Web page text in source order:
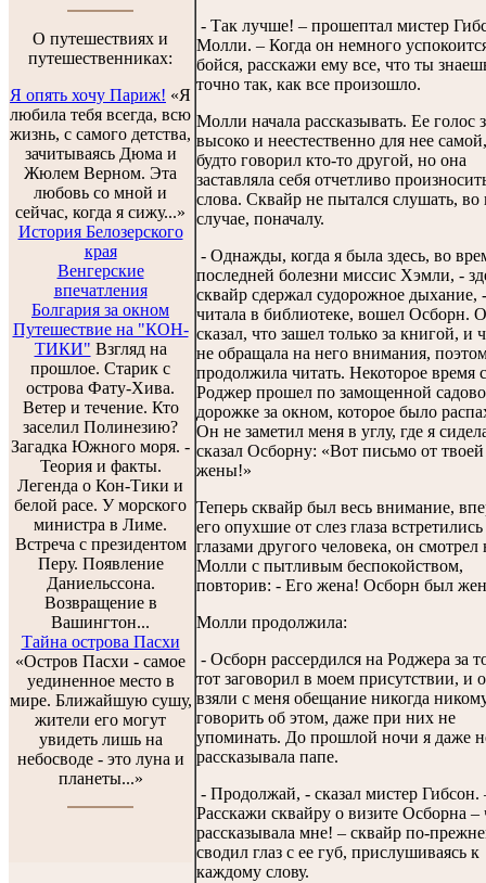
О путешествиях и
путешественниках:
Я опять хочу Париж! «Я
любила тебя всегда, всю
жизнь, с самого детства,
зачитываясь Дюма и
Жюлем Верном. Эта
любовь со мной и
сейчас, когда я сижу...»
История Белозерского
края
Венгерские
впечатления
Болгария за окном
Путешествие на "КОН-
ТИКИ" Взгляд на
прошлое. Старик с
острова Фату-Хива.
Ветер и течение. Кто
заселил Полинезию?
Загадка Южного моря. -
Теория и факты.
Легенда о Кон-Тики и
белой расе. У морского
министра в Лиме.
Встреча с президентом
Перу. Появление
Даниельссона.
Возвращение в
Вашингтон...
Тайна острова Пасхи
«Остров Пасхи - самое
уединенное место в
мире. Ближайшую сушу,
жители его могут
увидеть лишь на
небосводе - это луна и
планеты...»
- Так лучше! – прошептал мистер
Молли. – Когда он немного
бойся, расскажи ему все, что ты
точно так, как все произошло.
Молли начала рассказывать. Ее голос
высоко и неестественно для нее
будто говорил кто-то другой, но она
заставляла себя отчетливо
слова. Сквайр не пытался слушать, во
случае, поначалу.
- Однажды, когда я была здесь, во
последней болезни миссис Хэмли, -
сквайр сдержал судорожное дыхание,
читала в библиотеке, вошел Осборн.
сказал, что зашел только за книгой, и
не обращала на него внимания,
продолжила читать. Некоторое время
Роджер прошел по замощенной
дорожке за окном, которое было
Он не заметил меня в углу, где я
сказал Осборну: «Вот письмо от твоей
жены!»
Теперь сквайр был весь внимание,
его опухшие от слез глаза встретились
глазами другого человека, он смотрел
Молли с пытливым беспокойством,
повторив: - Его жена! Осборн был
Молли продолжила:
- Осборн рассердился на Роджера за
тот заговорил в моем присутствии, и
взяли с меня обещание никогда
говорить об этом, даже при них не
упоминать. До прошлой ночи я даже
рассказывала папе.
- Продолжай, - сказал мистер Гибсон.
Расскажи сквайру о визите Осборна –
рассказывала мне! – сквайр по-
сводил глаз с ее губ, прислушиваясь к
каждому слову.